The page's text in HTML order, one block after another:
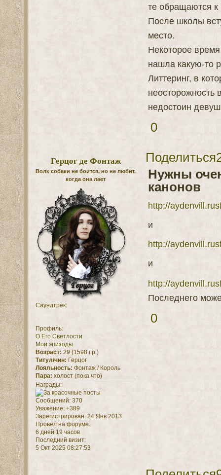
те обращаются к
После школы
место.
Некоторое
нашла какую-то
Литтеринг, в
неосторожность
недостоин
0
Поделиться
Герцог де Фонтаж
Волк собаки не боится, но не любит,
когда она лает
Саундтрек:
Профиль:
О Его Светлости
Мои эпизоды
Возраст: 29 (1598 г.р.)
Титул/чин: Герцог
Лояльность: Фонтаж / Король
Пара: холост (пока что)
Награды:
Сообщений:370
Уважение: +389
Зарегистрирован: 24 Янв 2013
Провел на форуме:
6 дней 19 часов
Последний визит:
5 Окт 2025 08:27:53
Нужны
канонов
http://
и
http://
и
http://
Последнего
0